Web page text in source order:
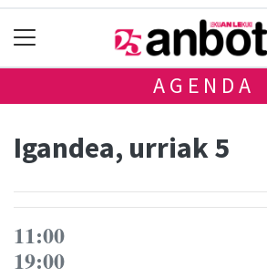
AGENDA
Igandea, urriak 5
11:00
19:00